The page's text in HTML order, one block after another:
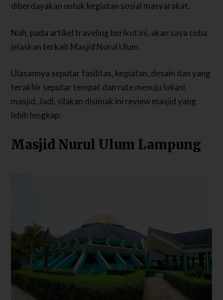
diberdayakan untuk kegiatan sosial masyarakat.
Nah, pada artikel traveling berikut ini, akan saya coba
jelaskan terkait Masjid Nurul Ulum.
Ulasannya seputar fasilitas, kegiatan, desain dan yang
terakhir seputar tempat dan rute menuju lokasi
masjid. Jadi, silakan disimak ini review masjid yang
lebih lengkap:
Masjid Nurul Ulum Lampung